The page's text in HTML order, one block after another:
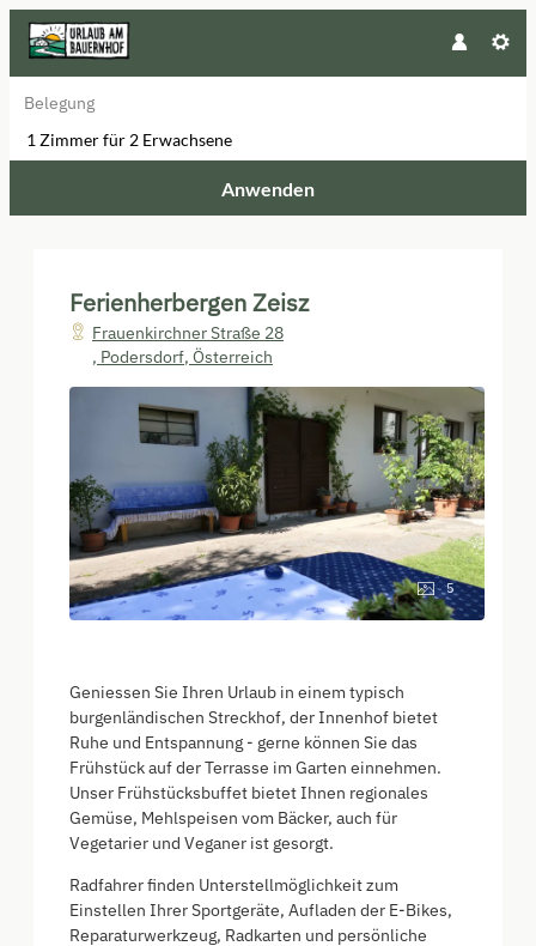
Belegung
1 Zimmerfür 2 Erwachsene
Anwenden
Ferienherbergen Zeisz
Frauenkirchner Straße 28
, Podersdorf, Österreich
5
Geniessen Sie Ihren Urlaub in einem typisch
burgenländischen Streckhof, der Innenhof bietet
Ruhe und Entspannung - gerne können Sie das
Frühstück auf der Terrasse im Garten einnehmen.
Unser Frühstücksbuffet bietet Ihnen regionales
Gemüse, Mehlspeisen vom Bäcker, auch für
Vegetarier und Veganer ist gesorgt.
Radfahrer finden Unterstellmöglichkeit zum
Einstellen Ihrer Sportgeräte, Aufladen der E-Bikes,
Reparaturwerkzeug, Radkarten und persönliche